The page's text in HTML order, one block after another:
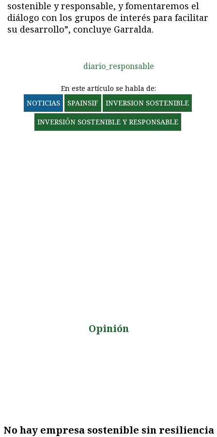
sostenible y responsable, y fomentaremos el
diálogo con los grupos de interés para facilitar
su desarrollo”, concluye Garralda.
diario_responsable
En este artículo se habla de:
NOTICIAS
SPAINSIF INVERSION SOSTENIBLE
INVERSIÓN SOSTENIBLE Y RESPONSABLE
Opinión
No hay empresa sostenible sin resiliencia